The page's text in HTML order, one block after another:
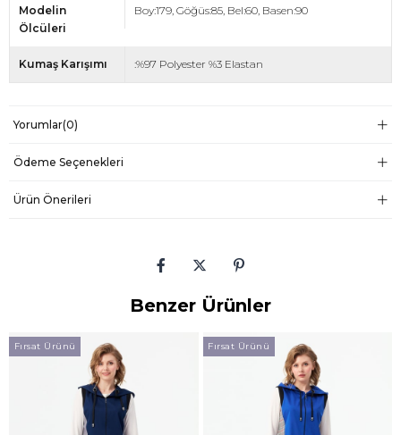
Modelin
Ölcüleri
Boy:179, Göğüs:85, Bel:60, Basen:90
Kumaş Karışımı :%97 Polyester %3 Elastan
Yorumlar(0)
Ödeme Seçenekleri
Ürün Önerileri
Benzer Ürünler
Fırsat Ürünü Fırsat Ürünü